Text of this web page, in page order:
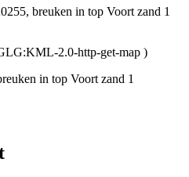
breuken in top Voort zand 1
2.0-http-get-map )
in top Voort zand 1